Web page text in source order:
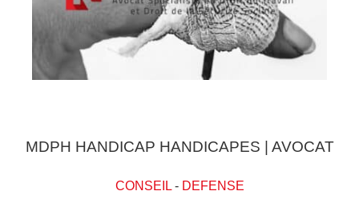
MDPH HANDICAP HANDICAPES | AVOCAT
CONSEIL- DEFENSE